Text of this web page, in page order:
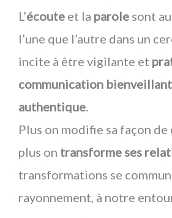
L’écoute et la parole sont
l’une que l’autre dans un
incite à être vigilante et
communication
authentique.
Plus on modifie sa façon de
plus on transforme ses
transformations se
rayonnement, à notre